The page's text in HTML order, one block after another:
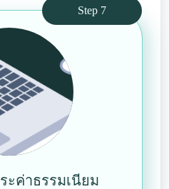
Step 7
ะค่าธรรมเนียม